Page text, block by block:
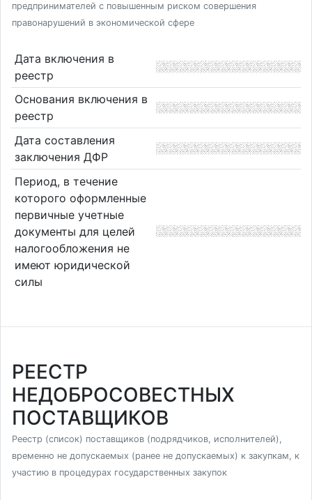
предпринимателей с повышенным риском совершения
правонарушений в экономической сфере
Дата включения в
реестр
Основания включения в
реестр
Дата составления
заключения ДФР
Период, в течение
которого оформленные
первичные учетные
документы для целей
налогообложения не
имеют юридической
силы
РЕЕСТР
НЕДОБРОСОВЕСТНЫХ
ПОСТАВЩИКОВ
Реестр (список) поставщиков (подрядчиков, исполнителей),
временно не допускаемых (ранее не допускаемых) к закупкам, к
участию в процедурах государственных закупок